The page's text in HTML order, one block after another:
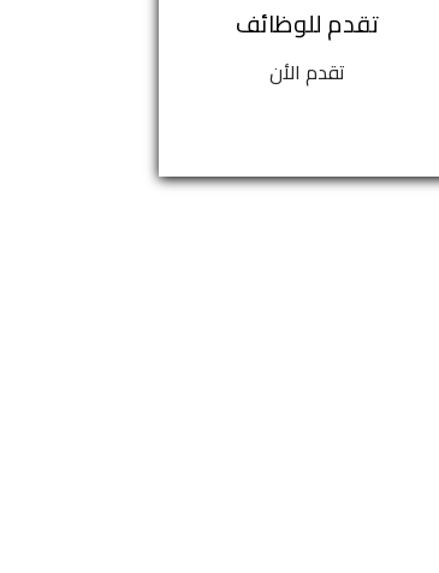
تقدم للوظائف
تقدم الأن